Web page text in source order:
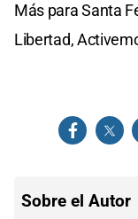
Más para Santa
Libertad,
Sobre el Autor